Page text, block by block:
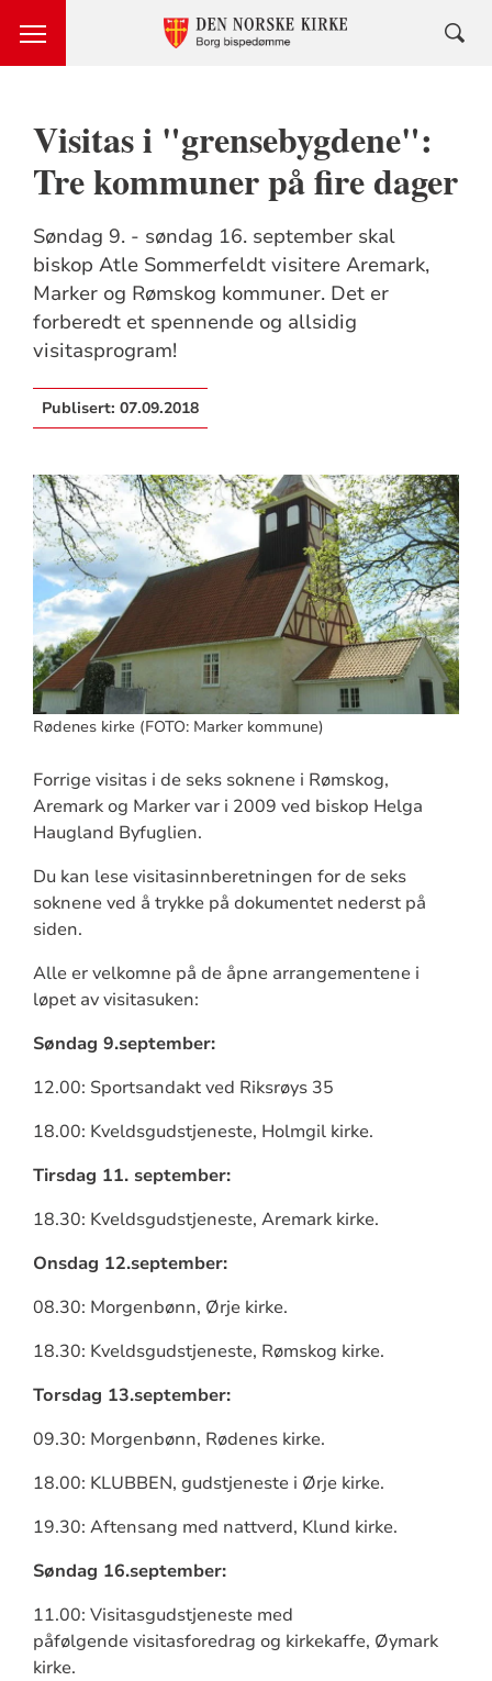
Visitas i "grensebygdene":
Tre kommuner på fire dager
Søndag 9. - søndag 16. september skal
biskop Atle Sommerfeldt visitere Aremark,
Marker og Rømskog kommuner. Det er
forberedt et spennende og allsidig
visitasprogram!
Publisert: 07.09.2018
Rødenes kirke (FOTO: Marker kommune)
Forrige visitas i de seks soknene i Rømskog,
Aremark og Marker var i 2009 ved biskop Helga
Haugland Byfuglien.
Du kan lese visitasinnberetningen for de seks
soknene ved å trykke på dokumentet nederst på
siden.
Alle er velkomne på de åpne arrangementene i
løpet av visitasuken:
Søndag 9.september:
12.00: Sportsandakt ved Riksrøys 35
18.00: Kveldsgudstjeneste, Holmgil kirke.
Tirsdag 11. september:
18.30: Kveldsgudstjeneste, Aremark kirke.
Onsdag 12.september:
08.30: Morgenbønn, Ørje kirke.
18.30: Kveldsgudstjeneste, Rømskog kirke.
Torsdag 13.september:
09.30: Morgenbønn, Rødenes kirke.
18.00: KLUBBEN, gudstjeneste i Ørje kirke.
19.30: Aftensang med nattverd, Klund kirke.
Søndag 16.september:
11.00: Visitasgudstjeneste med
påfølgende visitasforedrag og kirkekaffe, Øymark
kirke.